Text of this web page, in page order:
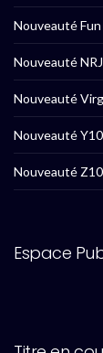
Nouveauté Fun
Nouveauté
Nouveauté
Nouveauté
Nouveauté
Espace